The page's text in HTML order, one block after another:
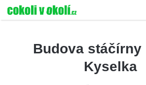
Budova stáčírny
Kyselka